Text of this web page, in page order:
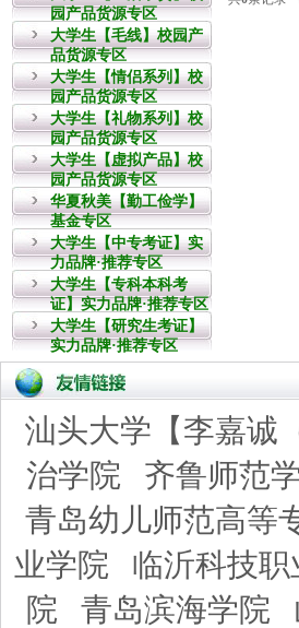
园产品货源专区
大学生【毛线】校园产
品货源专区
大学生【情侣系列】校
园产品货源专区
大学生【礼物系列】校
园产品货源专区
大学生【虚拟产品】校
园产品货源专区
华夏秋美【勤工俭学】
基金专区
大学生【中专考证】实
力品牌·推荐专区
大学生【专科本科考
证】实力品牌·推荐专区
大学生【研究生考证】
实力品牌·推荐专区
汕头大学【李嘉诚
治学院
齐鲁师范
青岛幼儿师范高等
业学院
临沂科技职
院
青岛滨海学院